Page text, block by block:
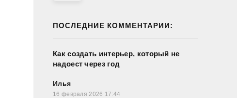
ПОСЛЕДНИЕ КОММЕНТАРИИ:
Как создать интерьер, который не
надоест через год
Илья
16 февраля 2026 17:44